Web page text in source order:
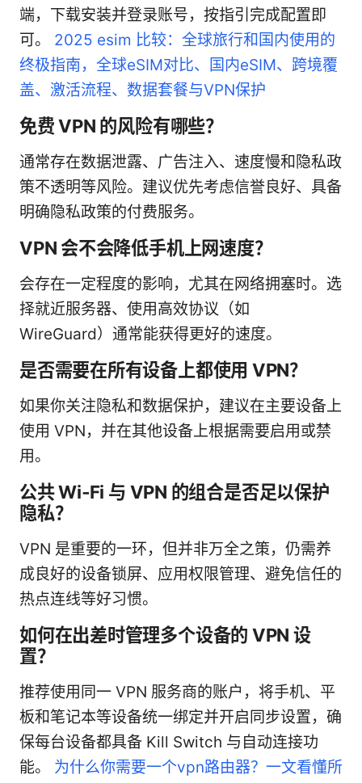
端，下载安装并登录账号，按指引完成配置即
可。 2025 esim 比较：全球旅行和国内使用的
终极指南，全球eSIM对比、国内eSIM、跨境覆
盖、激活流程、数据套餐与VPN保护
免费 VPN 的风险有哪些？
通常存在数据泄露、广告注入、速度慢和隐私政
策不透明等风险。建议优先考虑信誉良好、具备
明确隐私政策的付费服务。
VPN 会不会降低手机上网速度？
会存在一定程度的影响，尤其在网络拥塞时。选
择就近服务器、使用高效协议（如
WireGuard）通常能获得更好的速度。
是否需要在所有设备上都使用 VPN？
如果你关注隐私和数据保护，建议在主要设备上
使用 VPN，并在其他设备上根据需要启用或禁
用。
公共 Wi‑Fi 与 VPN 的组合是否足以保护
隐私？
VPN 是重要的一环，但并非万全之策，仍需养
成良好的设备锁屏、应用权限管理、避免信任的
热点连线等好习惯。
如何在出差时管理多个设备的 VPN 设
置？
推荐使用同一 VPN 服务商的账户，将手机、平
板和笔记本等设备统一绑定并开启同步设置，确
保每台设备都具备 Kill Switch 与自动连接功
能。 为什么你需要一个vpn路由器？一文看懂所